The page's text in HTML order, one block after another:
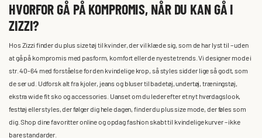
HVORFOR GÅ PÅ KOMPROMIS, NÅR DU KAN GÅ I
ZIZZI?
Hos Zizzi finder du plus size tøj til kvinder, der vil klæde sig, som de har lyst til – uden
at gå på kompromis med pasform, komfort eller de nyeste trends. Vi designer mode i
str. 40-64 med forståelse for den kvindelige krop, så styles sidder lige så godt, som
de ser ud. Udforsk alt fra kjoler, jeans og bluser til badetøj, undertøj, træningstøj,
ekstra wide fit sko og accessories. Uanset om du leder efter et nyt hverdagslook,
festtøj eller styles, der følger dig hele dagen, finder du plus size mode, der føles som
dig. Shop dine favoritter online og opdag fashion skabt til kvindelige kurver – ikke
bare standarder.